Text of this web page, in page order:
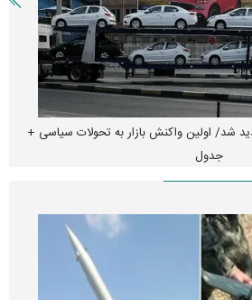
شد/ اولین واکنش بازار به تحولات سیاسی +
جدول